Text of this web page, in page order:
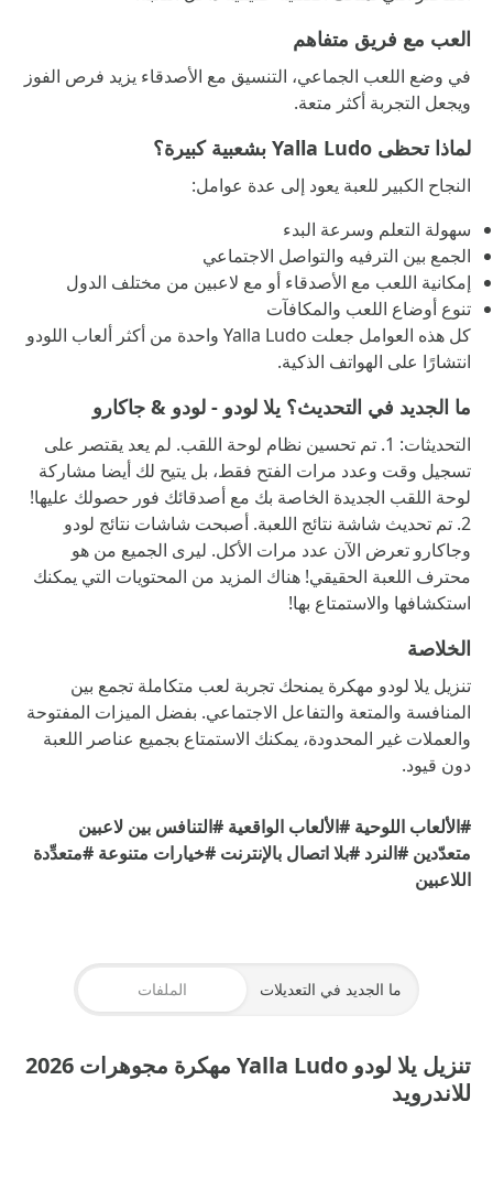
العب مع فريق متفاهم
في وضع اللعب الجماعي، التنسيق مع الأصدقاء يزيد فرص الفوز
ويجعل التجربة أكثر متعة.
لماذا تحظى Yalla Ludo بشعبية كبيرة؟
النجاح الكبير للعبة يعود إلى عدة عوامل:
سهولة التعلم وسرعة البدء
الجمع بين الترفيه والتواصل الاجتماعي
إمكانية اللعب مع الأصدقاء أو مع لاعبين من مختلف الدول
تنوع أوضاع اللعب والمكافآت
كل هذه العوامل جعلت Yalla Ludo واحدة من أكثر ألعاب اللودو
انتشارًا على الهواتف الذكية.
ما الجديد في التحديث؟ يلا لودو - لودو & جاكارو
التحديثات: 1. تم تحسين نظام لوحة اللقب. لم يعد يقتصر على
تسجيل وقت وعدد مرات الفتح فقط، بل يتيح لك أيضا مشاركة
لوحة اللقب الجديدة الخاصة بك مع أصدقائك فور حصولك عليها!
2. تم تحديث شاشة نتائج اللعبة. أصبحت شاشات نتائج لودو
وجاكارو تعرض الآن عدد مرات الأكل. ليرى الجميع من هو
محترف اللعبة الحقيقي! هناك المزيد من المحتويات التي يمكنك
استكشافها والاستمتاع بها!
الخلاصة
تنزيل يلا لودو مهكرة يمنحك تجربة لعب متكاملة تجمع بين
المنافسة والمتعة والتفاعل الاجتماعي. بفضل الميزات المفتوحة
والعملات غير المحدودة، يمكنك الاستمتاع بجميع عناصر اللعبة
دون قيود.
#الألعاب اللوحية #الألعاب الواقعية #التنافس بين لاعبين
متعدّدين #النرد #بلا اتصال بالإنترنت #خيارات متنوعة #متعدِّدة
اللاعبين
ما الجديد في التعديلات الملفات
تنزيل يلا لودو Yalla Ludo مهكرة مجوهرات 2026
للاندرويد